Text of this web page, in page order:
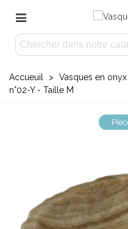
Accueuil > Vasques en onyx
n°02-Y - Taille M